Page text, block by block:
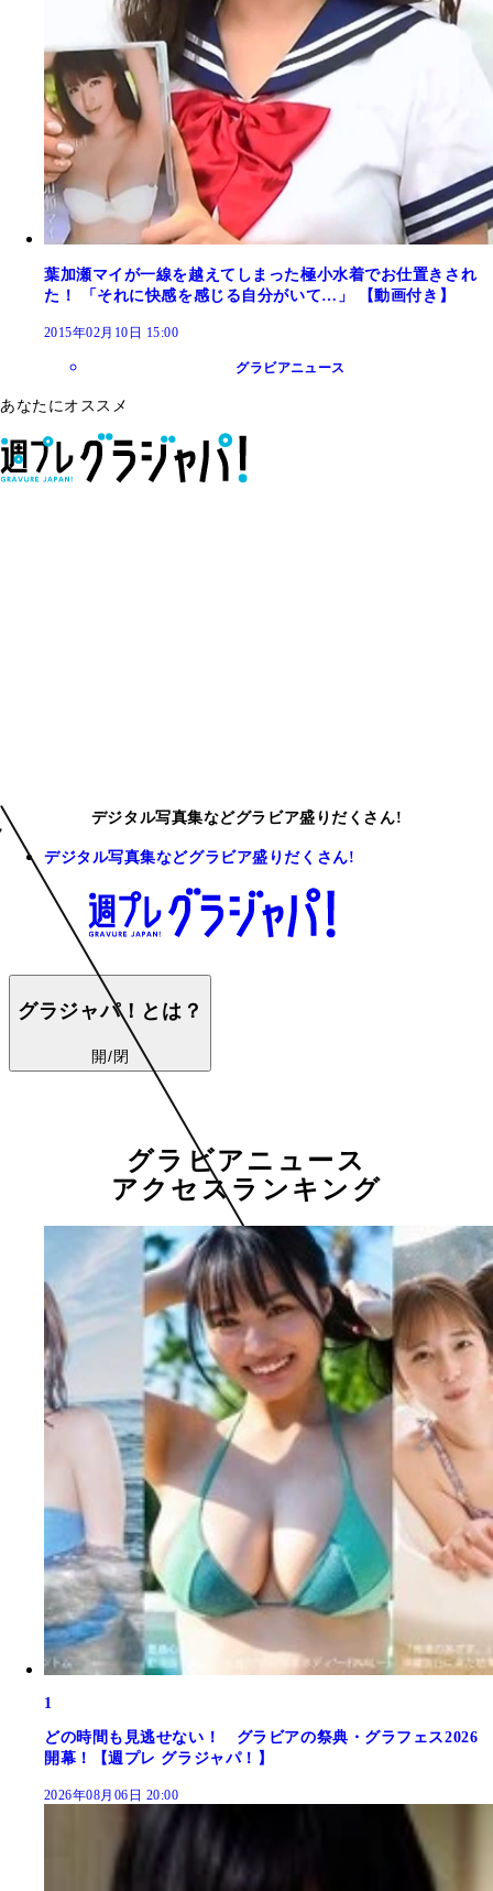
葉加瀬マイが一線を越えてしまった極小水着でお仕置きされ
た！ 「それに快感を感じる自分がいて…」 【動画付き】
2015年02月10日 15:00
グラビアニュース
あなたにオススメ
デジタル写真集などグラビア盛りだくさん!
デジタル写真集などグラビア盛りだくさん!
グラジャパ！とは？
開/閉
グラビアニュース
アクセスランキング
1
どの時間も見逃せない！ グラビアの祭典・グラフェス2026
開幕！【週プレ グラジャパ！】
2026年08月06日 20:00